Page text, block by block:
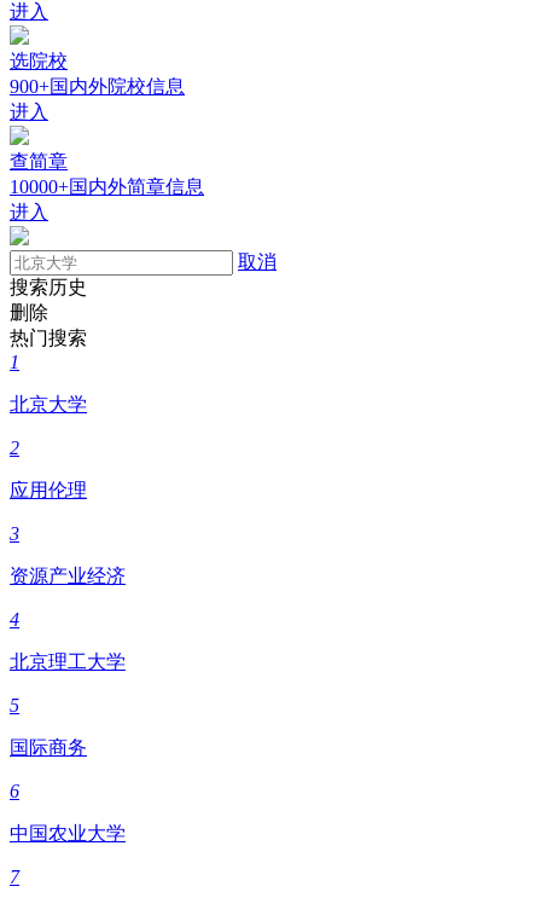
进入
选院校
900+国内外院校信息
进入
查简章
10000+国内外简章信息
进入
取消
搜索历史
删除
热门搜索
1
北京大学
2
应用伦理
3
资源产业经济
4
北京理工大学
5
国际商务
6
中国农业大学
7